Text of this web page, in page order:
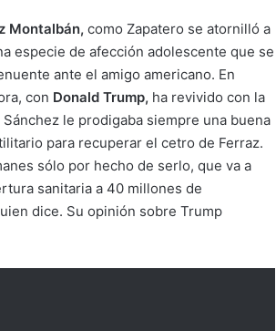
Montalbán, como Zapatero se atornilló a
especie de afección adolescente que se
ante el amigo americano. En
con Donald Trump, ha revivido con la
le prodigaba siempre una buena
para recuperar el cetro de Ferraz.
sólo por hecho de serlo, que va a
sanitaria a 40 millones de
dice. Su opinión sobre Trump